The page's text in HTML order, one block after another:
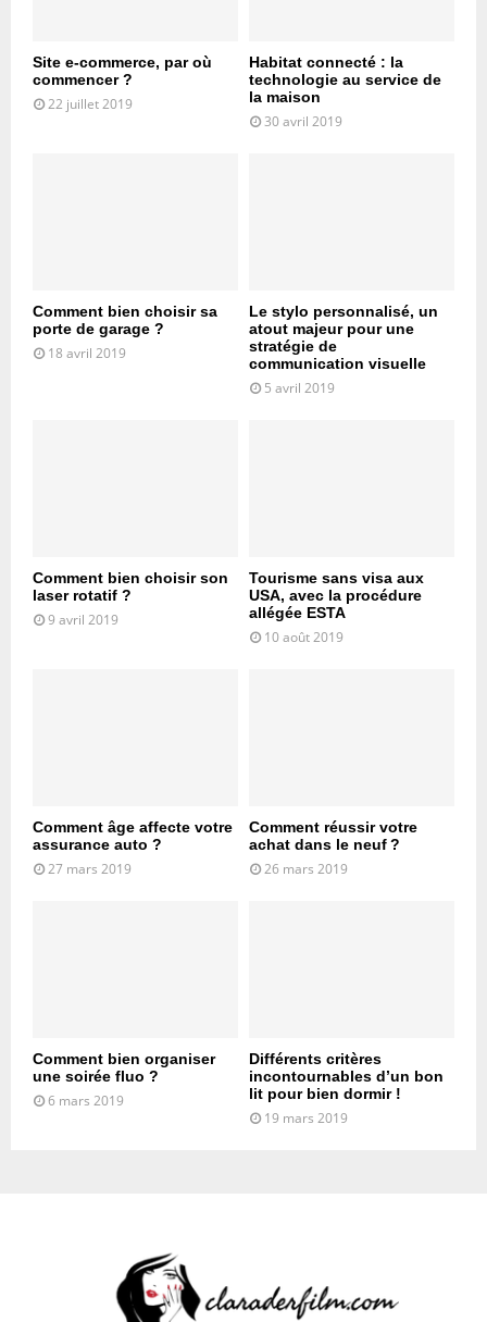
Site e-commerce, par où
commencer ?
22 juillet 2019
Habitat connecté : la
technologie au service de
la maison
30 avril 2019
Comment bien choisir sa
porte de garage ?
18 avril 2019
Le stylo personnalisé, un
atout majeur pour une
stratégie de
communication visuelle
5 avril 2019
Comment bien choisir son
laser rotatif ?
9 avril 2019
Tourisme sans visa aux
USA, avec la procédure
allégée ESTA
10 août 2019
Comment âge affecte votre
assurance auto ?
27 mars 2019
Comment réussir votre
achat dans le neuf ?
26 mars 2019
Comment bien organiser
une soirée fluo ?
6 mars 2019
Différents critères
incontournables d’un bon
lit pour bien dormir !
19 mars 2019